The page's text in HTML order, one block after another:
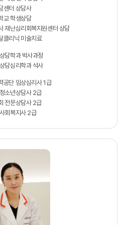
센터 상담사
교 학생상담
재난심리회복지원센터 상담
클리닉 미술치료
담학과 박사과정
담심리학과 석사
공단 임상심리사 1급
소년상담사 2급
전문상담사 2급
회복지사 2급